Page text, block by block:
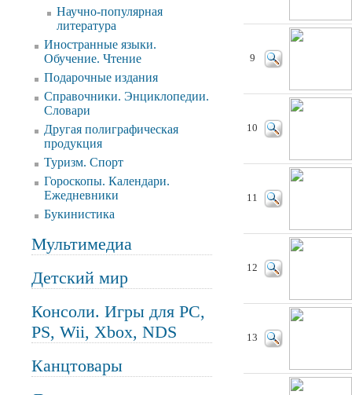
Научно-популярная
литература
Иностранные языки.
Обучение. Чтение
Подарочные издания
Справочники. Энциклопедии.
Словари
Другая полиграфическая
продукция
Туризм. Спорт
Гороскопы. Календари.
Ежедневники
Букинистика
Мультимедиа
Детский мир
Консоли. Игры для PC,
PS, Wii, Xbox, NDS
Канцтовары
9
10
11
12
13